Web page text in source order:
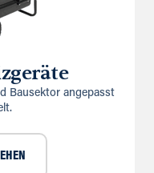
Bausektor angepasst